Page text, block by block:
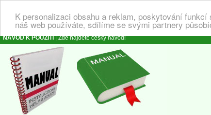
K personalizaci obsahu a reklam, poskytování
náš web používáte, sdílíme se svými partnery
NÁVOD K POUŽITÍ| Zde najdete český návod!